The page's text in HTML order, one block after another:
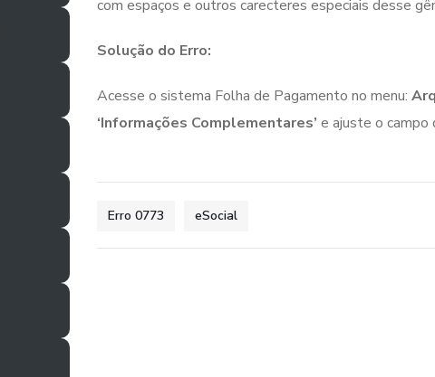
com espaços e outros carecteres especiais desse
Solução do Erro:
Acesse o sistema Folha de Pagamento no menu:
‘Informações Complementares’ e ajuste o campo
Erro 0773 eSocial